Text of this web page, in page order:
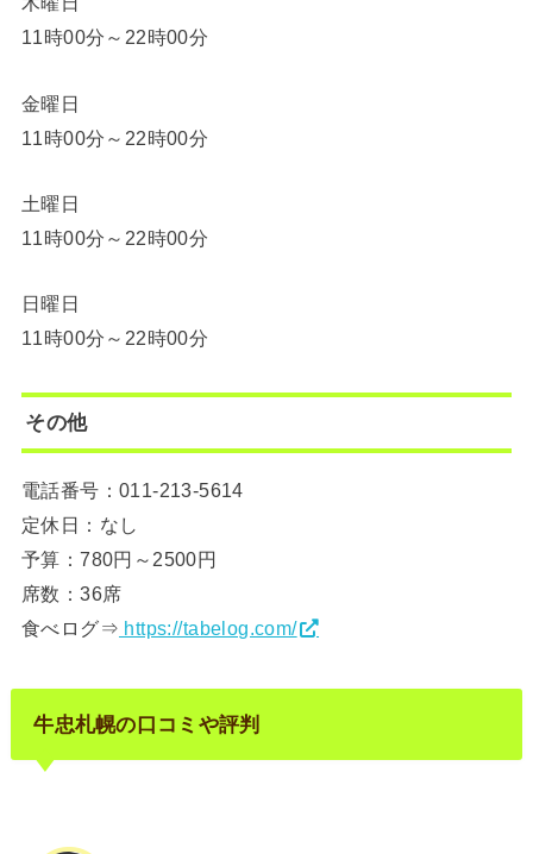
11時00分～22時00分
金曜日
11時00分～22時00分
土曜日
11時00分～22時00分
日曜日
11時00分～22時00分
その他
電話番号：011-213-5614
定休日：なし
予算：780円～2500円
席数：36席
食べログ⇒ https://tabelog.com/
牛忠札幌の口コミや評判